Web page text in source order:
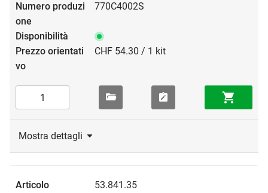
770C4002S
CHF 54.30 / 1 kit
Mostra dettagli
53.841.35